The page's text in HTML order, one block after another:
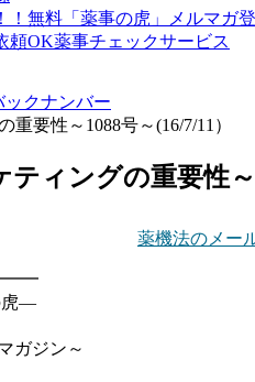
クナンバー
要性～1088号～(16/7/11）
ィングの重要性～
薬機法のメー
虎―
ガジン～